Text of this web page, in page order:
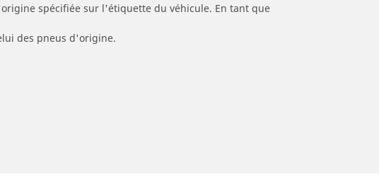
spécifiée sur l'étiquette du véhicule. En tant que
des pneus d'origine.